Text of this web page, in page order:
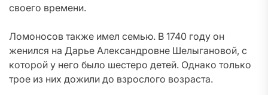
своего времени.
Ломоносов также имел семью. В 1740 году он
женился на Дарье Александровне Шелыгановой, с
которой у него было шестеро детей. Однако только
трое из них дожили до взрослого возраста.